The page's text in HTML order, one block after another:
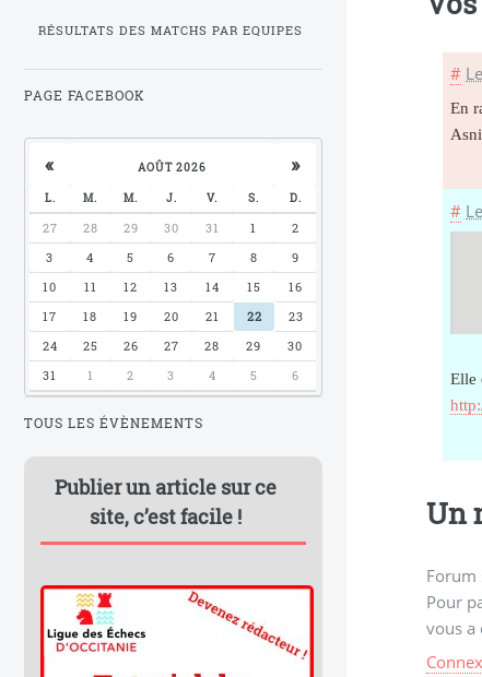
#
En
#
Elle
Un
Forum
Pour
vous a
RÉSULTATS DES MATCHS PAR EQUIPES
PAGE FACEBOOK
« AOÛT 2026 »
L. M. M. J. V. S. D.
27 28 29 30 31 1
2
3
4 5 6 7 8
9
10
11 12 13 14 15
16
17
18 19 20 21 22
23
24
25 26 27 28 29
30
31
1 2 3 4 5 6
TOUS LES ÉVÈNEMENTS
Publier un article sur ce
site, c’est facile !